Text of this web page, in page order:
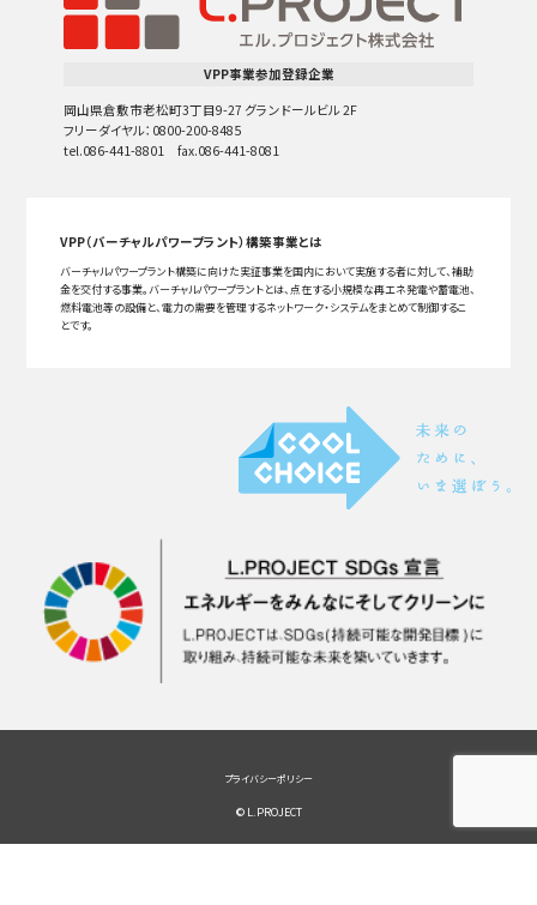
VPP事業参加登録企業
岡山県倉敷市老松町3丁目9-27 グランドールビル 2F
フリーダイヤル：0800-200-8485
tel.086-441-8801 fax.086-441-8081
VPP（バーチャルパワープラント）構築事業とは
バーチャルパワープラント構築に向けた実証事業を国内において実施する者に対して、補助
金を交付する事業。バーチャルパワープラントとは、点在する小規模な再エネ発電や蓄電池、
燃料電池等の設備と、電力の需要を管理するネットワーク・システムをまとめて制御するこ
とです。
プライバシーポリシー
© L.PROJECT